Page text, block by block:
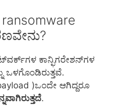
ransomware
ಕಾನ್ಫಿಗರೇಶನ್‌ಗಳ
ಒಳಗೊಂಡಿರುತ್ತವೆ.
)ಒಂದೇ ಆಗಿದ್ದರೂ
.